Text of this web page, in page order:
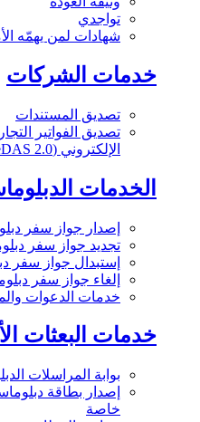
تواجدي
شهادات لمن يهمّه
خدمات الشركات
تصديق المستندات
تصديق الفواتير
الإلكتروني (eDAS 2.0)
الخدمات
إصدار جواز سفر
تجديد جواز سفر
إستبدال جواز سفر
إلغاء جواز سفر
خدمات الدعوات
خدمات البعثات
بوابة المراسلات
إصدار بطاقة
خاصة